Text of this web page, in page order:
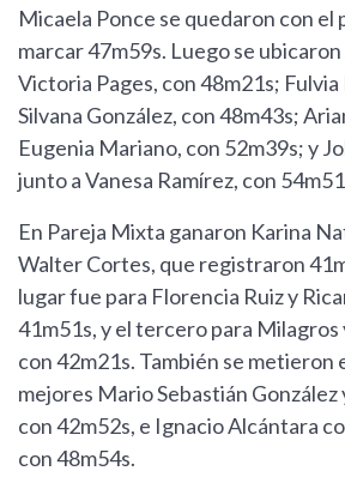
Micaela Ponce se quedaron con el
marcar 47m59s. Luego se
Victoria Pages, con 48m21s;
Silvana González, con 48m43s;
Eugenia Mariano, con 52m39s; y
junto a Vanesa Ramírez, con
En Pareja Mixta ganaron Karina
Walter Cortes, que registraron
lugar fue para Florencia Ruiz y
41m51s, y el tercero para Milagros
con 42m21s. También se metieron
mejores Mario Sebastián
con 42m52s, e Ignacio Alcántara
con 48m54s.